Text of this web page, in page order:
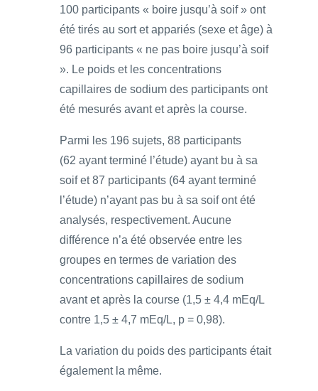
100 participants « boire jusqu’à soif » ont
été tirés au sort et appariés (sexe et âge) à
96 participants « ne pas boire jusqu’à soif
». Le poids et les concentrations
capillaires de sodium des participants ont
été mesurés avant et après la course.
Parmi les 196 sujets, 88 participants
(62 ayant terminé l’étude) ayant bu à sa
soif et 87 participants (64 ayant terminé
l’étude) n’ayant pas bu à sa soif ont été
analysés, respectivement. Aucune
différence n’a été observée entre les
groupes en termes de variation des
concentrations capillaires de sodium
avant et après la course (1,5 ± 4,4 mEq/L
contre 1,5 ± 4,7 mEq/L, p = 0,98).
La variation du poids des participants était
également la même.